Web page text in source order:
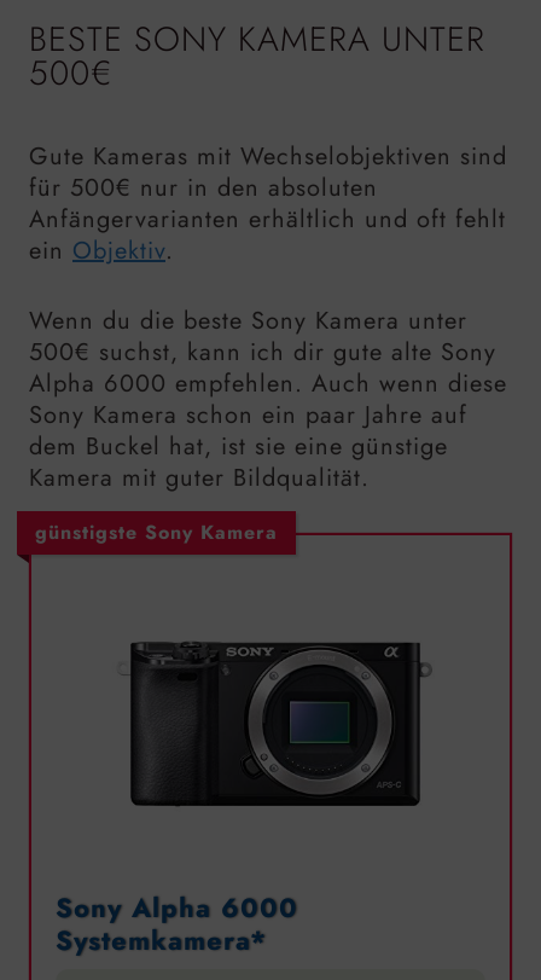
BESTE SONY KAMERA UNTER
500€
Gute Kameras mit Wechselobjektiven sind
für 500€ nur in den absoluten
Anfängervarianten erhältlich und oft fehlt
ein Objektiv.
Wenn du die beste Sony Kamera unter
500€ suchst, kann ich dir gute alte Sony
Alpha 6000 empfehlen. Auch wenn diese
Sony Kamera schon ein paar Jahre auf
dem Buckel hat, ist sie eine günstige
Kamera mit guter Bildqualität.
günstigste Sony Kamera
Sony Alpha 6000
Systemkamera*